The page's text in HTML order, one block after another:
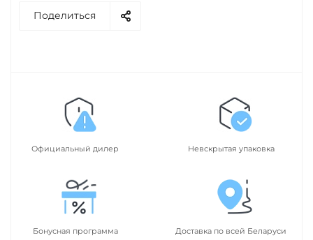
Поделиться
Официальный дилер Невскрытая упаковка
Бонусная программа Доставка по всей Беларуси